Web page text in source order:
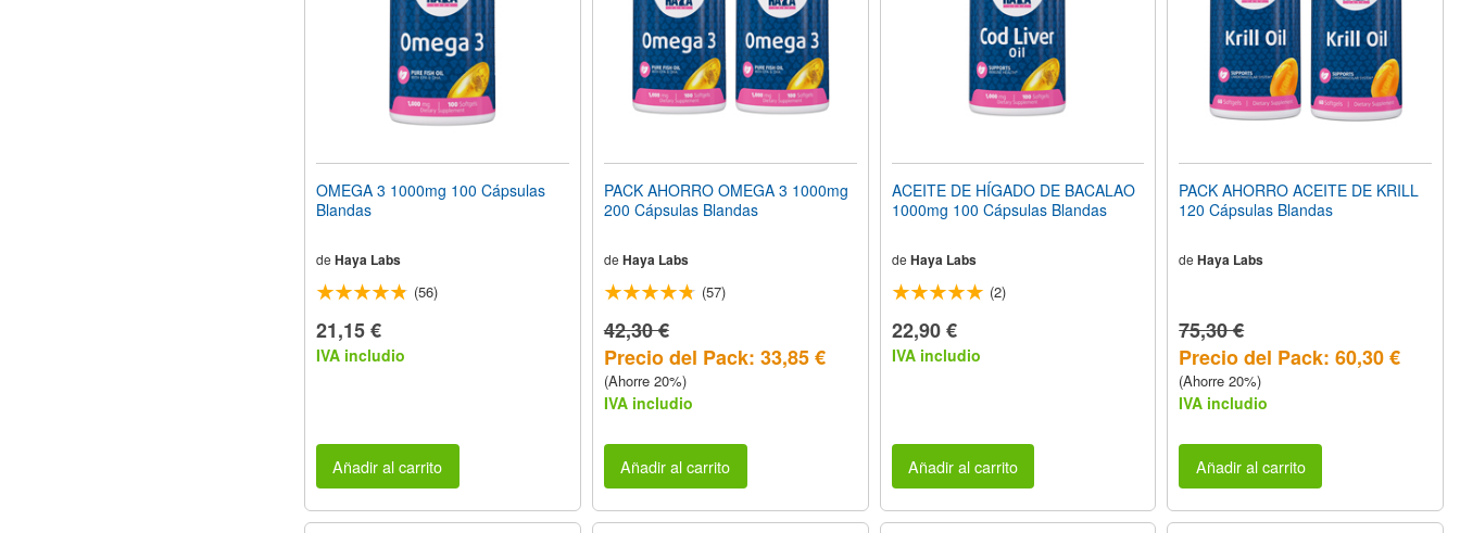
OMEGA 3 1000mg 100 Cápsulas
Blandas
de Haya Labs
(56)
21,15 €
IVA includio
Añadir al carrito
PACK AHORRO OMEGA 3 1000mg
200 Cápsulas Blandas
de Haya Labs
(57)
42,30 €
Precio del Pack: 33,85 €
(Ahorre 20%)
IVA includio
Añadir al carrito
ACEITE DE HÍGADO DE BACALAO
1000mg 100 Cápsulas Blandas
de Haya Labs
(2)
22,90 €
IVA includio
Añadir al carrito
PACK AHORRO ACEITE DE KRILL
120 Cápsulas Blandas
de Haya Labs
75,30 €
Precio del Pack: 60,30 €
(Ahorre 20%)
IVA includio
Añadir al carrito